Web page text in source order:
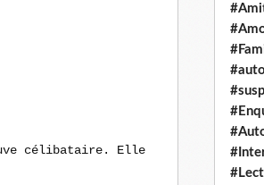
célibataire. Elle